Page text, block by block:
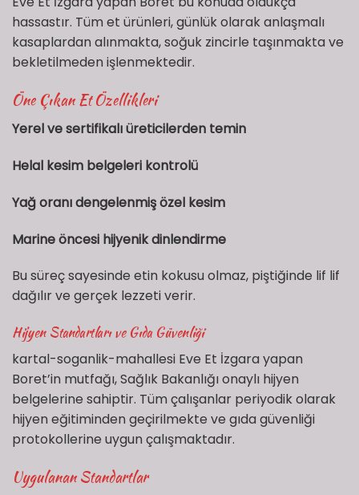
hassastır. Tüm et ürünleri, günlük olarak anlaşmalı
kasaplardan alınmakta, soğuk zincirle taşınmakta ve
bekletilmeden işlenmektedir.
Öne Çıkan Et Özellikleri
Yerel ve sertifikalı üreticilerden temin
Helal kesim belgeleri kontrolü
Yağ oranı dengelenmiş özel kesim
Marine öncesi hijyenik dinlendirme
Bu süreç sayesinde etin kokusu olmaz, piştiğinde lif lif
dağılır ve gerçek lezzeti verir.
Hijyen Standartları ve Gıda Güvenliği
kartal-soganlik-mahallesi Eve Et İzgara yapan
Boret’in mutfağı, Sağlık Bakanlığı onaylı hijyen
belgelerine sahiptir. Tüm çalışanlar periyodik olarak
hijyen eğitiminden geçirilmekte ve gıda güvenliği
protokollerine uygun çalışmaktadır.
Uygulanan Standartlar